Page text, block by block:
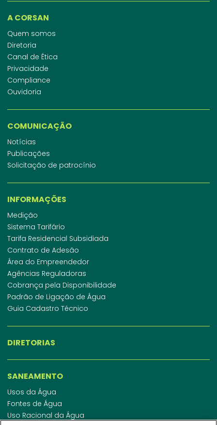
A CORSAN
Quem somos
Diretoria
Canal de Ética
Privacidade
Compliance
Ouvidoria
COMUNICAÇÃO
Notícias
Publicações
Solicitação de patrocínio
INFORMAÇÕES
Medição
Sistema Tarifário
Tarifa Residencial Subsidiada
Contrato de Adesão
Área do Empreendedor
Agências Reguladoras
Cobrança pela Disponibilidade
Padrão de Ligação de Água
Guia Cadastro Técnico
DIRETORIAS
SANEAMENTO
Usos da Água
Fontes de Água
Uso Racional da Água